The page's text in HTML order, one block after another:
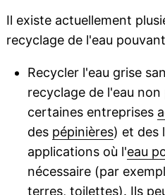
Il existe actuellement
recyclage de l'eau
Recycler l'eau grise
recyclage de l'eau
certaines entreprises
des pépinières) et des
applications où l'eau
nécessaire (par
terres, toilettes). Ils